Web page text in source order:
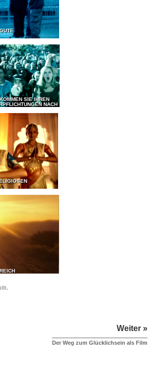
SIE IHREN
NACH
Weiter »
Der Weg zum Glücklichsein als Film